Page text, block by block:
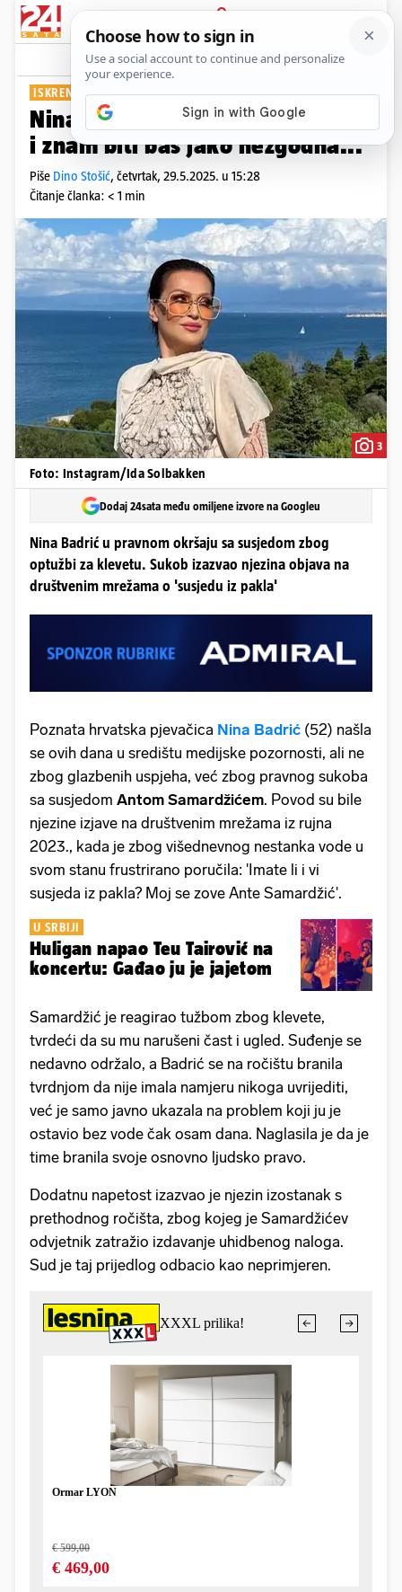
PRIJAVA
Show Komentari
ISKRENO PRIZNALA
Nina Badrić: Nisam uvijek dama
i znam biti baš jako nezgodna...
Piše Dino Stošić, četvrtak, 29.5.2025. u 15:28
Čitanje članka: < 1 min
3
Foto: Instagram/Ida Solbakken
Dodaj 24sata među omiljene izvore na Googleu
Nina Badrić u pravnom okršaju sa susjedom zbog
optužbi za klevetu. Sukob izazvao njezina objava na
društvenim mrežama o 'susjedu iz pakla'
Poznata hrvatska pjevačica Nina Badrić (52) našla
se ovih dana u središtu medijske pozornosti, ali ne
zbog glazbenih uspjeha, već zbog pravnog sukoba
sa susjedom Antom Samardžićem. Povod su bile
njezine izjave na društvenim mrežama iz rujna
2023., kada je zbog višednevnog nestanka vode u
svom stanu frustrirano poručila: 'Imate li i vi
susjeda iz pakla? Moj se zove Ante Samardžić'.
U SRBIJI
Huligan napao Teu Tairović na
koncertu: Gađao ju je jajetom
Samardžić je reagirao tužbom zbog klevete,
tvrdeći da su mu narušeni čast i ugled. Suđenje se
nedavno održalo, a Badrić se na ročištu branila
tvrdnjom da nije imala namjeru nikoga uvrijediti,
već je samo javno ukazala na problem koji ju je
ostavio bez vode čak osam dana. Naglasila je da je
time branila svoje osnovno ljudsko pravo.
Dodatnu napetost izazvao je njezin izostanak s
prethodnog ročišta, zbog kojeg je Samardžićev
odvjetnik zatražio izdavanje uhidbenog naloga.
Sud je taj prijedlog odbacio kao neprimjeren.